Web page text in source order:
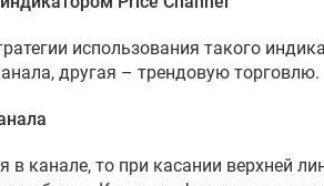
использования такого
другая – трендовую торговлю.
в канале, то при касании верхней